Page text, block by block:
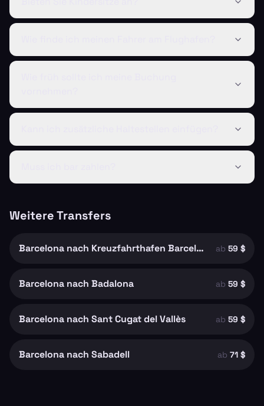
Weitere Transfers
Barcelona nach Kreuzfahrthafen Barcelona ab 59 $
Barcelona nach Badalona ab 59 $
Barcelona nach Sant Cugat del Vallès ab 59 $
Barcelona nach Sabadell ab 71 $